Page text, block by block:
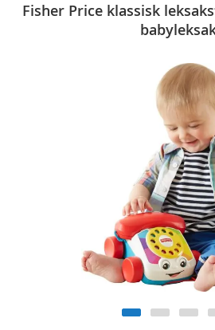
Fisher Price klassisk